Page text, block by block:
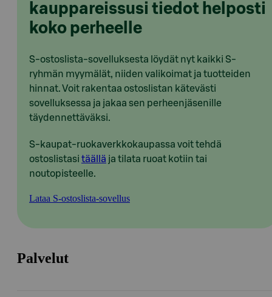
kauppareissusi tiedot helposti
koko perheelle
S-ostoslista-sovelluksesta löydät nyt kaikki S-
ryhmän myymälät, niiden valikoimat ja tuotteiden
hinnat. Voit rakentaa ostoslistan kätevästi
sovelluksessa ja jakaa sen perheenjäsenille
täydennettäväksi.
S-kaupat-ruokaverkkokaupassa voit tehdä
ostoslistasi täällä ja tilata ruoat kotiin tai
noutopisteelle.
Lataa S-ostoslista-sovellus
Palvelut